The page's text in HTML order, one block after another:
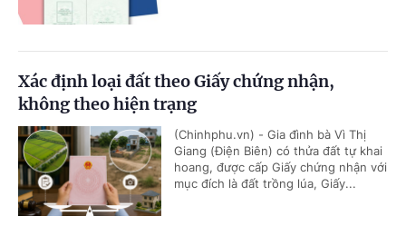
Xác định loại đất theo Giấy chứng nhận,
không theo hiện trạng
(Chinhphu.vn) - Gia đình bà Vì Thị
Giang (Điện Biên) có thửa đất tự khai
hoang, được cấp Giấy chứng nhận với
mục đích là đất trồng lúa, Giấy...